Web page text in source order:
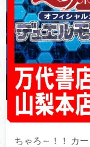
ちゃろ～！！ カ